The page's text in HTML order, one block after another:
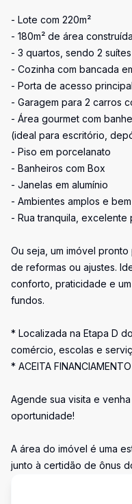
- Lote com 220m²
- 180m² de área construída
- 3 quartos, sendo 2 suítes
- Cozinha com bancada
- Porta de acesso
- Garagem para 2 carros
- Área gourmet com
(ideal para escritório,
- Piso em porcelanato
- Banheiros com Box
- Janelas em alumínio
- Ambientes amplos e
- Rua tranquila, excelente
Ou seja, um imóvel
de reformas ou ajustes.
conforto, praticidade e
fundos.
* Localizada na Etapa D
comércio, escolas e
* ACEITA FINANCIAMENTO
Agende sua visita e
oportunidade!
A área do imóvel é uma
junto à certidão de ônus